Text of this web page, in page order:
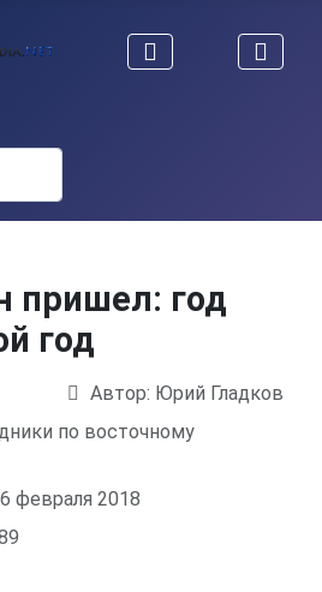
пришел: год
год
Автор: Юрий Гладков
по восточному
февраля 2018